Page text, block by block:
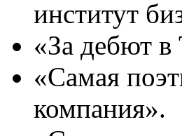
институт
«За дебют в
«Самая
компания».